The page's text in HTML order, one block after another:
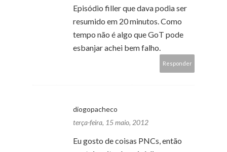
Episódio filler que dava podia ser
resumido em 20 minutos. Como
tempo não é algo que GoT pode
esbanjar achei bem falho.
Responder
diogopacheco
terça-feira, 15 maio, 2012
Eu gosto de coisas PNCs, então